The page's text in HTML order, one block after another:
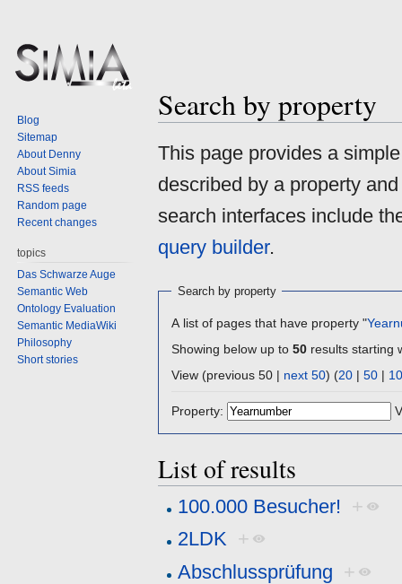
Search by property
Jump
navigation
Jump
search
This page provides a
described by a property
search interfaces include
query builder.
Search by property
A list of pages that have property "
Showing below up to 50 results starting
View (previous 50 | next 50) (20 | 50 |
Property:
List of results
100.000 Besucher! +
2LDK +
Abschlussprüfung +
Blog
Sitemap
About Denny
About Simia
RSS feeds
Random page
Recent changes
topics
Das Schwarze Auge
Semantic Web
Ontology Evaluation
Semantic MediaWiki
Philosophy
Short stories